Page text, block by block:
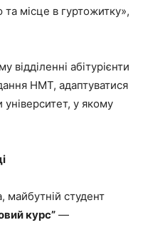
місце в гуртожитку»,
відділенні абітурієнти
НМТ, адаптуватися
у якому
майбутній студент
курс” —